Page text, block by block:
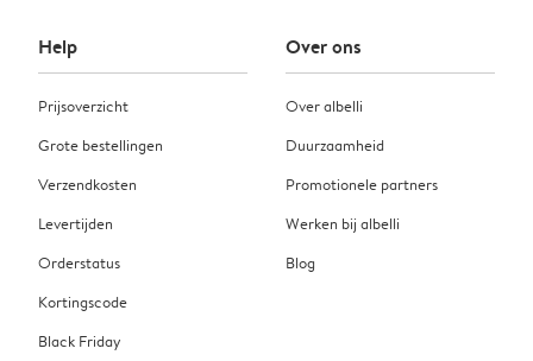
Help
Prijsoverzicht
Grote bestellingen
Verzendkosten
Levertijden
Orderstatus
Kortingscode
Black Friday
Over ons
Over albelli
Duurzaamheid
Promotionele partners
Werken bij albelli
Blog